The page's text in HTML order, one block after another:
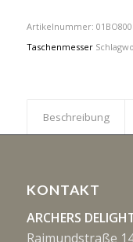
Artikelnummer: 01BO800
Taschenmesser
Beschreibung
KONTAKT
ARCHERS
Raimundstraße